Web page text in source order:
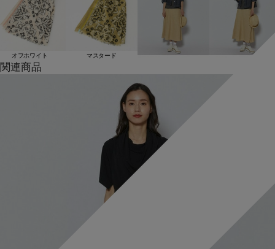
オフホワイト マスタード
関連商品